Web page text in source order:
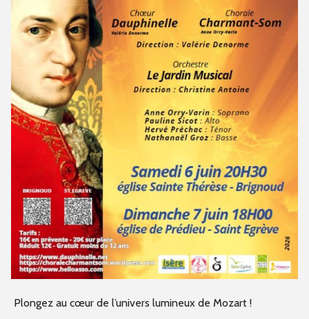
Plongez au cœur de l’univers lumineux de Mozart !